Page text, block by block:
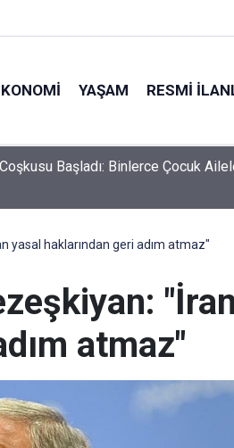
YAŞAM RESMI
Coşkusu Başladı: Binlerce Çocuk
yasal haklarından geri adım atmaz"
"İran
atmaz"